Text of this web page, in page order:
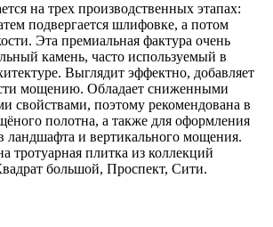
на трех производственных этапах:
подвергается шлифовке, а потом
Эта премиальная фактура очень
камень, часто используемый в
Выглядит эффектно, добавляет
мощению. Обладает сниженными
свойствами, поэтому рекомендована в
полотна, а также для оформления
ландшафта и вертикального мощения.
тротуарная плитка из коллекций
большой, Проспект, Сити.